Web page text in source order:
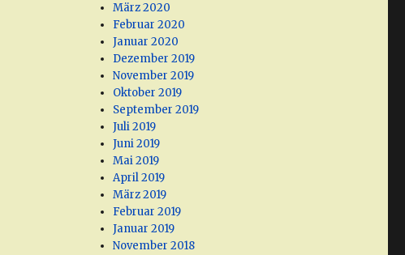
März 2020
Februar 2020
Januar 2020
Dezember 2019
November 2019
Oktober 2019
September 2019
Juli 2019
Juni 2019
Mai 2019
April 2019
März 2019
Februar 2019
Januar 2019
November 2018